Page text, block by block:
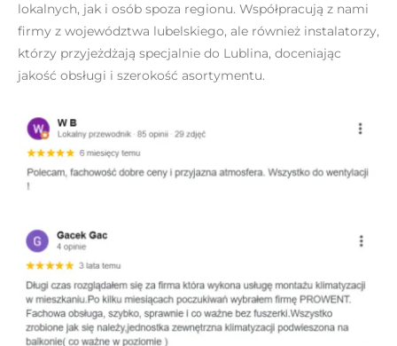
lokalnych, jak i osób spoza regionu. Współpracują z nami
firmy z województwa lubelskiego, ale również instalatorzy,
którzy przyjeżdżają specjalnie do Lublina, doceniając
jakość obsługi i szerokość asortymentu.